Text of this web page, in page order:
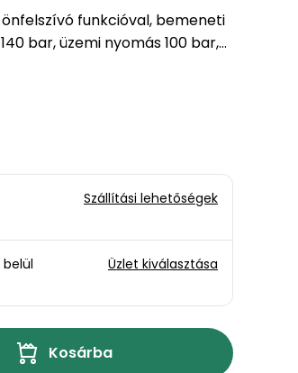
funkcióval, bemeneti
bar, üzemi nyomás 100 bar,
l / óra). Súlya 6,1 kg.
Szállítási lehetőségek
Üzlet kiválasztása
Kosárba